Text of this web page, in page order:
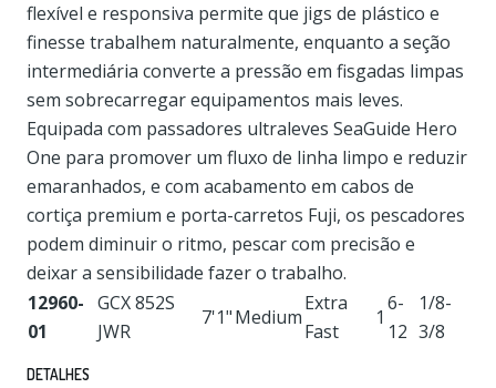
flexível e responsiva permite que jigs de plástico e
finesse trabalhem naturalmente, enquanto a seção
intermediária converte a pressão em fisgadas limpas
sem sobrecarregar equipamentos mais leves.
Equipada com passadores ultraleves SeaGuide Hero
One para promover um fluxo de linha limpo e reduzir
emaranhados, e com acabamento em cabos de
cortiça premium e porta-carretos Fuji, os pescadores
podem diminuir o ritmo, pescar com precisão e
deixar a sensibilidade fazer o trabalho.
12960-
01
GCX 852S
JWR
7'1"Medium
Extra
Fast
1
6-
12
1/8-
3/8
DETALHES